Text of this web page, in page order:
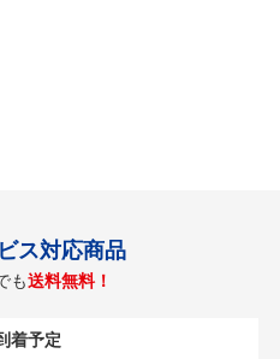
ス対応商品
も送料無料！
着予定